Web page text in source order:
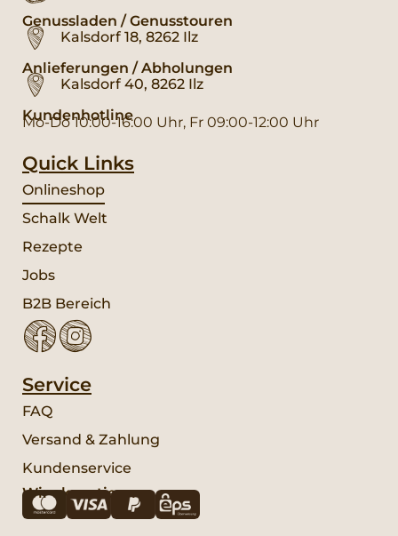
Genussladen / Genusstouren
Kalsdorf 18, 8262 Ilz
Anlieferungen / Abholungen
Kalsdorf 40, 8262 Ilz
Kundenhotline
Mo-Do 10:00-16:00 Uhr, Fr 09:00-12:00 Uhr
Quick Links
Onlineshop
Schalk Welt
Rezepte
Jobs
B2B Bereich
Service
FAQ
Versand & Zahlung
Kundenservice
Wir akzeptieren: